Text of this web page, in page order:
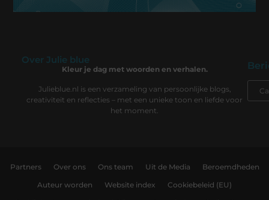
Over Julie blue
Kleur je dag met woorden en verhalen.
Julieblue.nl is een verzameling van persoonlijke blogs,
creativiteit en reflecties – met een unieke toon en liefde voor
het moment.
Partners Over ons Ons team Uit de Media Beroemdheden
Auteur worden Website index Cookiebeleid (EU)